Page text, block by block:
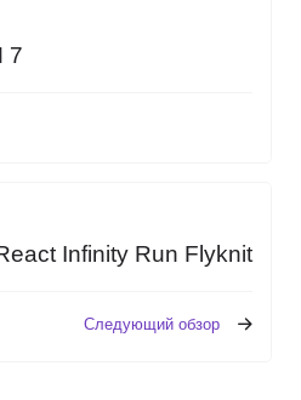
7
Infinity Run Flyknit
Следующий обзор